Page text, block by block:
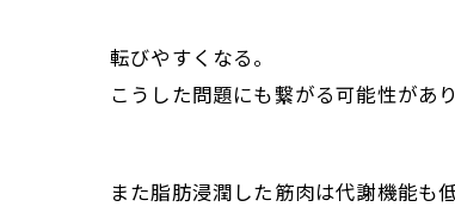
転びやすくなる。
こうした問題にも繋がる可能性があり
また脂肪浸潤した筋肉は代謝機能も